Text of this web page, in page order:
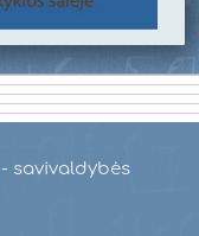
- savivaldybės